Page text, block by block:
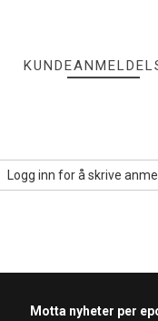
Logg inn for å skrive
Motta nyheter per